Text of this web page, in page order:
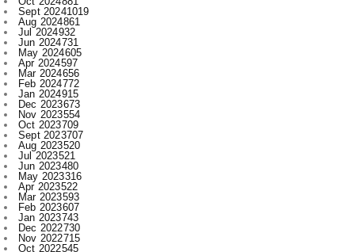
May 2024605
Apr 2024597
Mar 2024656
Feb 2024772
Jan 2024915
Dec 2023673
Nov 2023554
Oct 2023709
Sept 2023707
Aug 2023520
Jul 2023521
Jun 2023480
May 2023316
Apr 2023522
Mar 2023593
Feb 2023607
Jan 2023743
Dec 2022730
Nov 2022715
Oct 2022545
Sept 2022619
Aug 2022409
Jul 2022312
Jun 2022467